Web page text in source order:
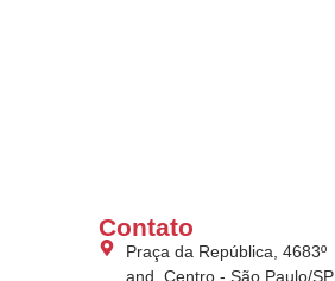
Contato
Praça da República, 4683º
and. Centro - São Paulo/SP